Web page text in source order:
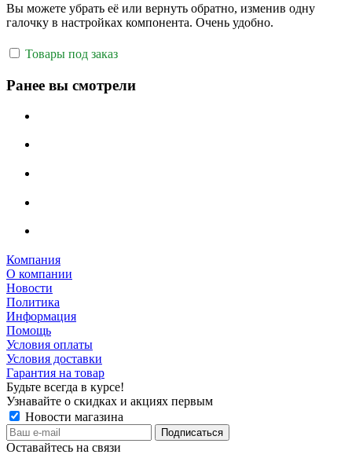
Вы можете убрать её или вернуть обратно, изменив одну
галочку в настройках компонента. Очень удобно.
Товары под заказ
Ранее вы смотрели
Компания
О компании
Новости
Политика
Информация
Помощь
Условия оплаты
Условия доставки
Гарантия на товар
Будьте всегда в курсе!
Узнавайте о скидках и акциях первым
Новости магазина
Оставайтесь на связи